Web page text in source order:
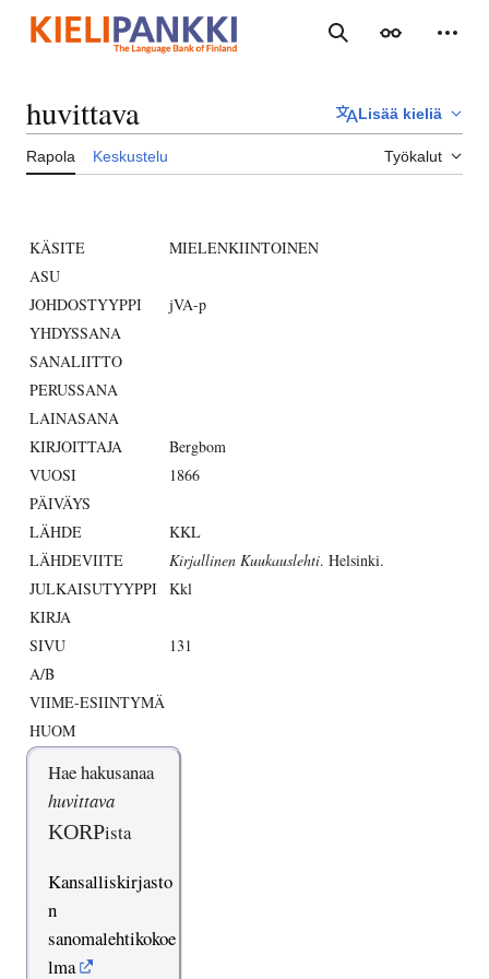
sisältöön
Haku Ulkoasu
huvittava Lisää kieliä
Rapola Keskustelu Työkalut
KÄSITE
MIELENKIINTOINEN
ASU
JOHDOSTYYPPI
jVA-p
YHDYSSANA
SANALIITTO
PERUSSANA
LAINASANA
KIRJOITTAJA
Bergbom
VUOSI
1866
PÄIVÄYS
LÄHDE
KKL
LÄHDEVIITE
Kirjallinen Kuukauslehti. Helsinki.
JULKAISUTYYPPI Kkl
KIRJA
SIVU
131
A/B
VIIME-ESIINTYMÄ
HUOM
Hae hakusanaa
huvittava
KORPista
Kansalliskirjasto
n
sanomalehtikokoe
lma